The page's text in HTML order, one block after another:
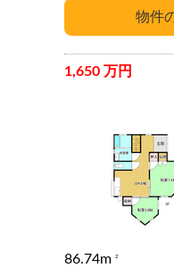
1,650 万円
86.74m 2